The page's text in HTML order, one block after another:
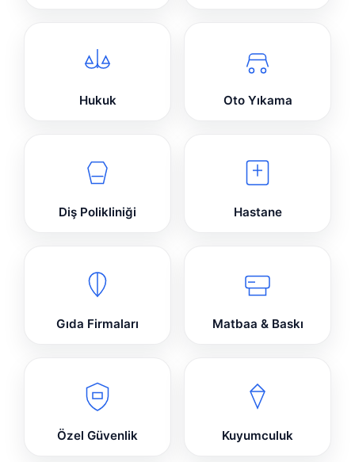
Hukuk Oto Yıkama
Diş Polikliniği Hastane
Gıda Firmaları Matbaa & Baskı
Özel Güvenlik Kuyumculuk